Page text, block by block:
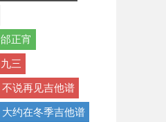
邰正宵
九三
不说再见吉他谱
大约在冬季吉他谱